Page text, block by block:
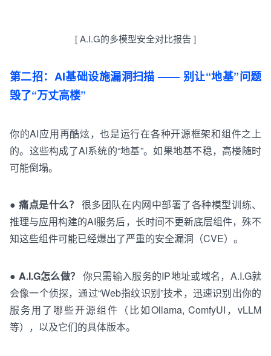
[A.I.G的多模型安全对比报告]
第二招：AI基础设施漏洞扫描 —— 别让“地基”问题
毁了“万丈高楼”
你的AI应用再酷炫，也是运行在各种开源框架和组件之上
的。这些构成了AI系统的“地基”。如果地基不稳，高楼随时
可能倒塌。
● 痛点是什么？ 很多团队在内网中部署了各种模型训练、
推理与应用构建的AI服务后，长时间不更新底层组件，殊不
知这些组件可能已经爆出了严重的安全漏洞（CVE）。
● A.I.G怎么做？ 你只需输入服务的IP地址或域名，A.I.G就
会像一个侦探，通过“Web指纹识别”技术，迅速识别出你的
服务用了哪些开源组件（比如Ollama, ComfyUI ， vLLM
等），以及它们的具体版本。